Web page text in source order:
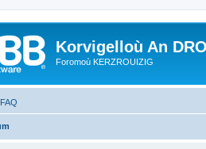
Korvigelloù An
Foromoù KERZROUIZIG
FAQ